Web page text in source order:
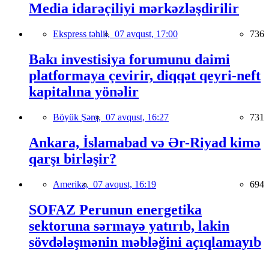
Media idarəçiliyi mərkəzləşdirilir
Ekspress təhlil, 07 avqust, 17:00 736
Bakı investisiya forumunu daimi
platformaya çevirir, diqqət qeyri-neft
kapitalına yönəlir
Böyük Şərq, 07 avqust, 16:27 731
Ankara, İslamabad və Ər-Riyad kimə
qarşı birləşir?
Amerika, 07 avqust, 16:19 694
SOFAZ Perunun energetika
sektoruna sərmayə yatırıb, lakin
sövdələşmənin məbləğini açıqlamayıb